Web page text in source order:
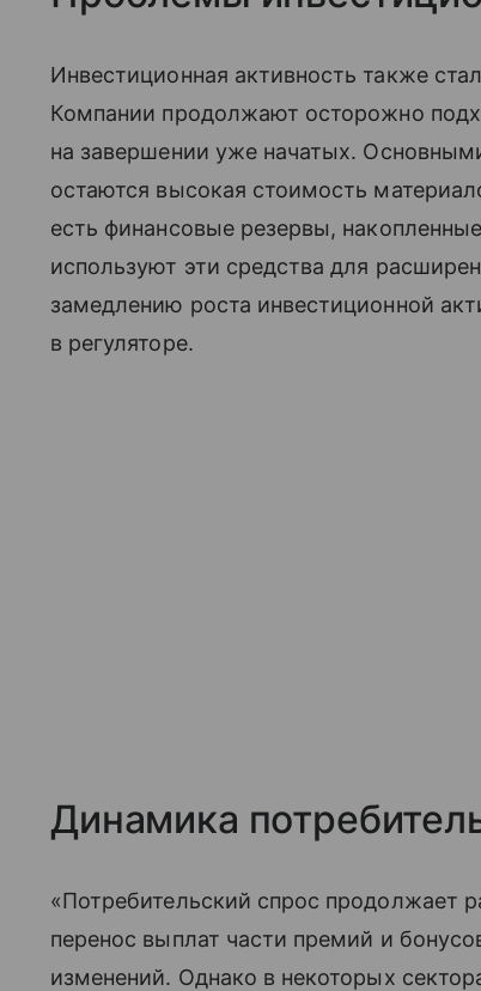
Инвестиционная активность также
Компании продолжают осторожно
на завершении уже начатых.
остаются высокая стоимость
есть финансовые резервы,
используют эти средства для
замедлению роста инвестиционной
в регуляторе.
Динамика
«Потребительский спрос продолжает
перенос выплат части премий и
изменений. Однако в некоторых